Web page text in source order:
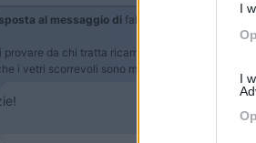
I
I
al messaggio di fabiogb
provare da chi tratta ricambi per carrozzeria
i vetri scorrevoli sono molto comuni.